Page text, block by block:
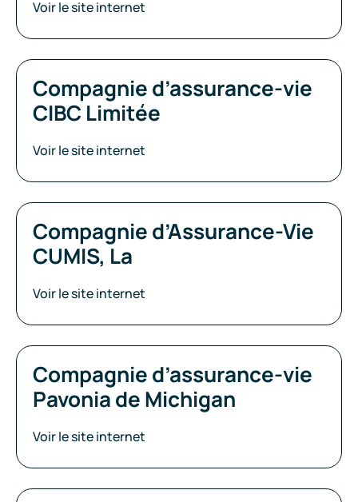
Voir le site internet
Compagnie d’assurance-vie
CIBC Limitée
Voir le site internet
Compagnie d’Assurance-Vie
CUMIS, La
Voir le site internet
Compagnie d’assurance-vie
Pavonia de Michigan
Voir le site internet